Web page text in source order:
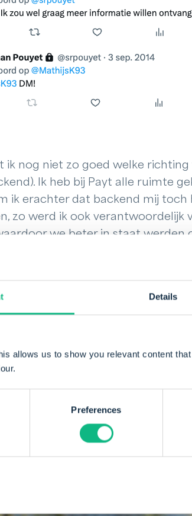
Details
allows us to show you relevant content
Preferences
ik nog niet zo goed welke
Ik heb bij Payt alle ruimte
ik erachter dat backend mij toch
zo werd ik ook
we beter in staat werden
veel kunnen leren. Dit is ook
zin heb bij Payt, je krijgt hier
is dat we bij Payt geen
de ontwikkelaar. Zo heb ik
mijn werk dus niet uit alleen
klantcontact bij kijken. De
vindt Payt het ook belangrijk
we vaak gezellige borrels
werkgever en werk ik elke